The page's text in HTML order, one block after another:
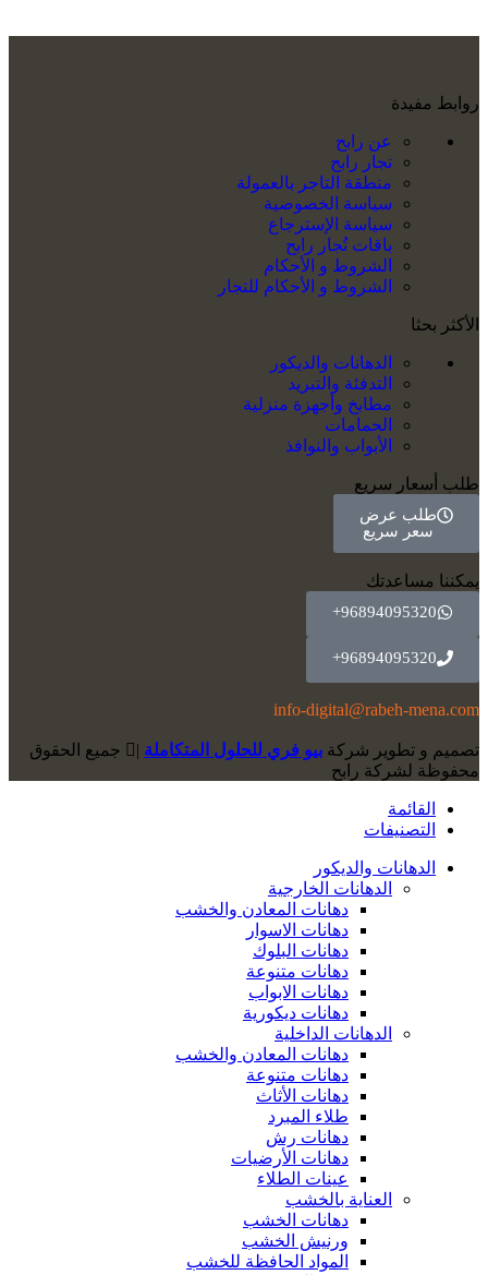
روابط مفيدة
عن رابح
تجار رابح
منطقة التاجر بالعمولة
سياسة الخصوصية
سياسة الإسترجاع
باقات تُجار رابح
الشروط و الأحكام
الشروط و الأحكام للتجار
الأكثر بحثا
الدهانات والديكور
التدفئة والتبريد
مطابخ وأجهزة منزلية
الحمامات
الأبواب والنوافذ
طلب أسعار سريع
طلب عرض
سعر سريع
يمكننا مساعدتك
96894095320+
96894095320+
info-digital@rabeh-mena.com
تصميم و تطوير شركة بيو فري للحلول المتكاملة |
ﺟﻤﻴﻊ اﻟﺤﻘﻮق
ﻣﺤﻔﻮﻇﺔ لشرﻛﺔ رابح
القائمة
التصنيفات
الدهانات والديكور
الدهانات الخارجية
دهانات المعادن والخشب
دهانات الاسوار
دهانات البلوك
دهانات متنوعة
دهانات الابواب
دهانات ديكورية
الدهانات الداخلية
دهانات المعادن والخشب
دهانات متنوعة
دهانات الأثاث
طلاء المبرد
دهانات رش
دهانات الأرضيات
عينات الطلاء
العناية بالخشب
دهانات الخشب
ورنيش الخشب
المواد الحافظة للخشب